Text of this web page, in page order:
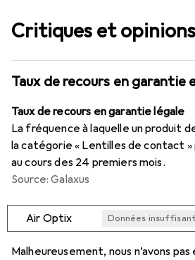
Critiques et opinions
Taux de recours en garantie
Taux de recours en garantie légale
La fréquence à laquelle un produit
la catégorie « Lentilles de contact
au cours des 24 premiers mois.
Source: Galaxus
Air Optix Données
Malheureusement, nous n’avons